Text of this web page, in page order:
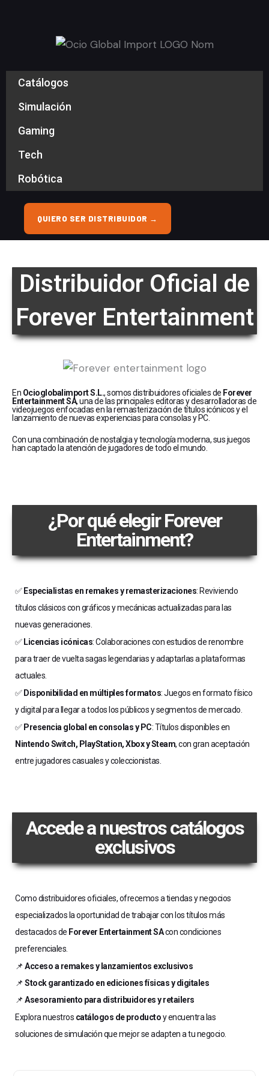
Catálogos
Simulación
Gaming
Tech
Robótica
QUIERO SER DISTRIBUIDOR →
Distribuidor Oficial de
Forever Entertainment
En Ocioglobalimport S.L., somos distribuidores oficiales de Forever
Entertainment SA, una de las principales editoras y desarrolladoras de
videojuegos enfocadas en la remasterización de títulos icónicos y el
lanzamiento de nuevas experiencias para consolas y PC.
Con una combinación de nostalgia y tecnología moderna, sus juegos
han captado la atención de jugadores de todo el mundo.
¿Por qué elegir Forever
Entertainment?
✅ Especialistas en remakes y remasterizaciones: Reviviendo
títulos clásicos con gráficos y mecánicas actualizadas para las
nuevas generaciones.
✅ Licencias icónicas: Colaboraciones con estudios de renombre
para traer de vuelta sagas legendarias y adaptarlas a plataformas
actuales.
✅ Disponibilidad en múltiples formatos: Juegos en formato físico
y digital para llegar a todos los públicos y segmentos de mercado.
✅ Presencia global en consolas y PC: Títulos disponibles en
Nintendo Switch, PlayStation, Xbox y Steam, con gran aceptación
entre jugadores casuales y coleccionistas.
Accede a nuestros catálogos
exclusivos
Como distribuidores oficiales, ofrecemos a tiendas y negocios
especializados la oportunidad de trabajar con los títulos más
destacados de Forever Entertainment SAcon condiciones
preferenciales.
📌Acceso a remakes y lanzamientos exclusivos
📌Stock garantizado en ediciones físicas y digitales
📌Asesoramiento para distribuidores y retailers
Explora nuestros catálogos de productoy encuentra las
soluciones de simulación que mejor se adapten a tu negocio.